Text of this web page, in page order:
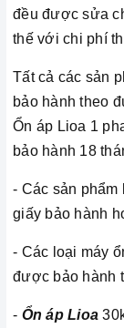
đều được sửa
thế với chi phí
Tất cả các sản
bảo hành theo
Ổn áp Lioa 1
bảo hành 18
- Các sản
giấy bảo hành
- Các loại máy
được bảo hành
- Ổn áp Lioa